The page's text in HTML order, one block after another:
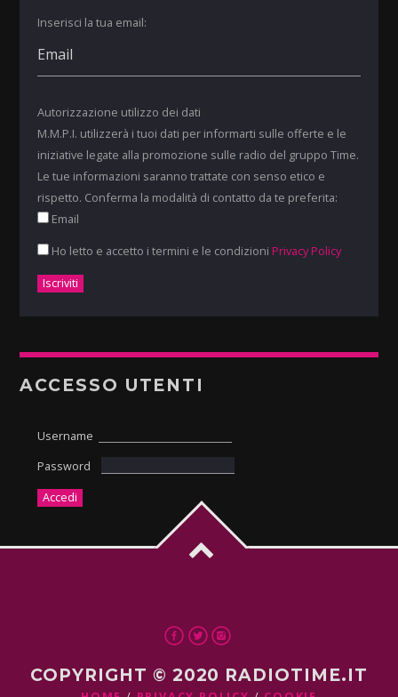
Inserisci la tua email:
Autorizzazione utilizzo dei dati
M.M.P.I. utilizzerà i tuoi dati per informarti sulle offerte e le
iniziative legate alla promozione sulle radio del gruppo Time.
Le tue informazioni saranno trattate con senso etico e
rispetto. Conferma la modalità di contatto da te preferita:
Email
Ho letto e accetto i termini e le condizioni Privacy Policy
ACCESSO UTENTI
Username
Password
COPYRIGHT © 2020 RADIOTIME.IT